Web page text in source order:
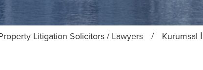
Litigation Solicitors / Lawyers / Kurumsal